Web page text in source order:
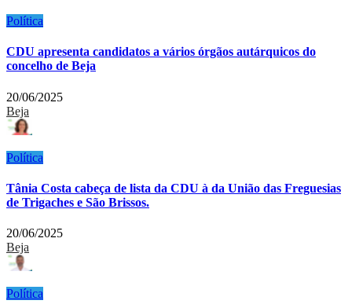
Política
CDU apresenta candidatos a vários órgãos autárquicos do
concelho de Beja
20/06/2025
Beja
Política
Tânia Costa cabeça de lista da CDU à da União das Freguesias
de Trigaches e São Brissos.
20/06/2025
Beja
Política